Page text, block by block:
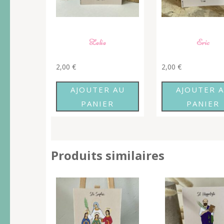
Zelie
2,00 €
AJOUTER AU
PANIER
Eric
2,00€
AJOUTER
PANIER
Produits similaires